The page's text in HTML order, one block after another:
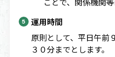
ことで、関係機関
運用時間
原則として、平日午前
３０分までとします。